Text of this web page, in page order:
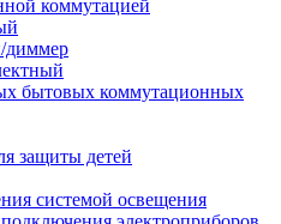
коммутацией
диммер
бытовых коммутационных
защиты детей
системой освещения